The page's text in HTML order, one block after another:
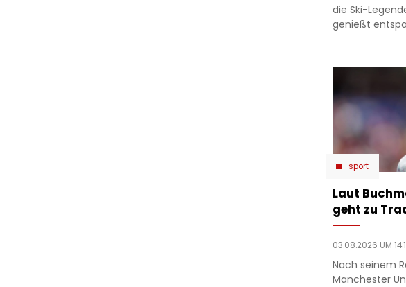
die Ski-
genießt
sport
Laut
geht zu
03.08.2026 UM
Nach seinem
Manchester